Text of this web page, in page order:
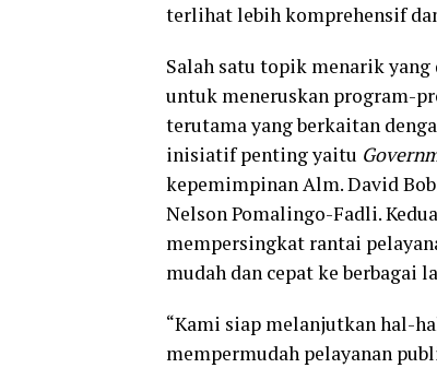
terlihat lebih komprehensif
Salah satu topik menarik
untuk meneruskan program-
terutama yang berkaitan
inisiatif penting yaitu
kepemimpinan Alm. David
Nelson Pomalingo-Fadli.
mempersingkat rantai
mudah dan cepat ke berbagai
“Kami siap melanjutkan hal-
mempermudah pelayanan